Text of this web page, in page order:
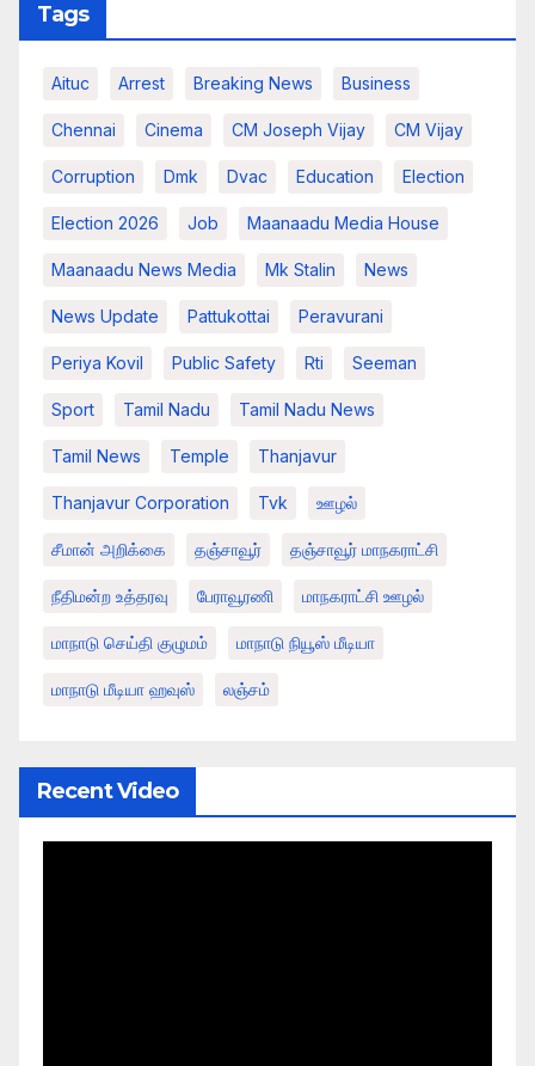
Tags
Aituc Arrest Breaking News​ Business
Chennai Cinema CM Joseph Vijay CM Vijay
Corruption Dmk Dvac Education Election
Election 2026 Job Maanaadu Media House
Maanaadu News Media Mk Stalin News
News Update Pattukottai Peravurani
Periya Kovil Public Safety Rti Seeman
Sport Tamil Nadu Tamil Nadu News
Tamil News Temple Thanjavur
Thanjavur Corporation Tvk ஊழல்
சீமான் அறிக்கை தஞ்சாவூர் தஞ்சாவூர் மாநகராட்சி
நீதிமன்ற உத்தரவு பேராவூரணி மாநகராட்சி ஊழல்
மாநாடு செய்தி குழுமம் மாநாடு நியூஸ் மீடியா
மாநாடு மீடியா ஹவுஸ் லஞ்சம்
Recent Video